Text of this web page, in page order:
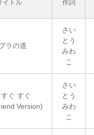
イトル 作詞
ラの道
さい
とう
みわ
こ
すぐ すぐ
Version)
さい
とう
みわ
こ